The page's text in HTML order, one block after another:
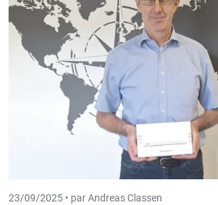
23/09/2025 • par Andreas Classen